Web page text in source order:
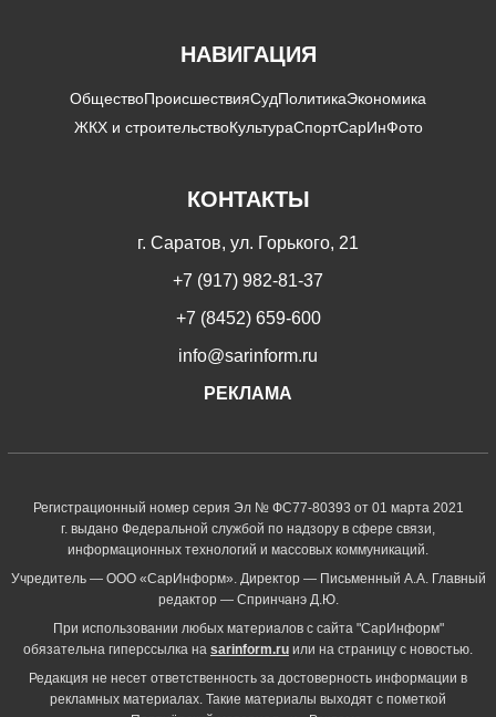
НАВИГАЦИЯ
ОбществоПроисшествияСудПолитикаЭкономика
ЖКХ и строительствоКультураСпортСарИнФото
КОНТАКТЫ
г. Саратов, ул. Горького, 21
+7 (917) 982-81-37
+7 (8452) 659-600
info@sarinform.ru
РЕКЛАМА
Регистрационный номер серия Эл № ФС77-80393 от 01 марта 2021
г. выдано Федеральной службой по надзору в сфере связи,
информационных технологий и массовых коммуникаций.
Учредитель — ООО «СарИнформ». Директор — Письменный А.А. Главный
редактор — Спринчанэ Д.Ю.
При использовании любых материалов с сайта "СарИнформ"
обязательна гиперссылка на sarinform.ru или на страницу с новостью.
Редакция не несет ответственность за достоверность информации в
рекламных материалах. Такие материалы выходят с пометкой